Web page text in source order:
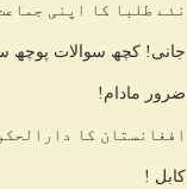
نئے طلبا کا اپنی
جانی! کچھ سوالات
ضرور مادام!
افغانستان کا
کابل !